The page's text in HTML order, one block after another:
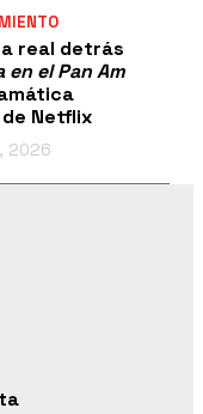
real detrás
en el Pan Am
Netflix
2026